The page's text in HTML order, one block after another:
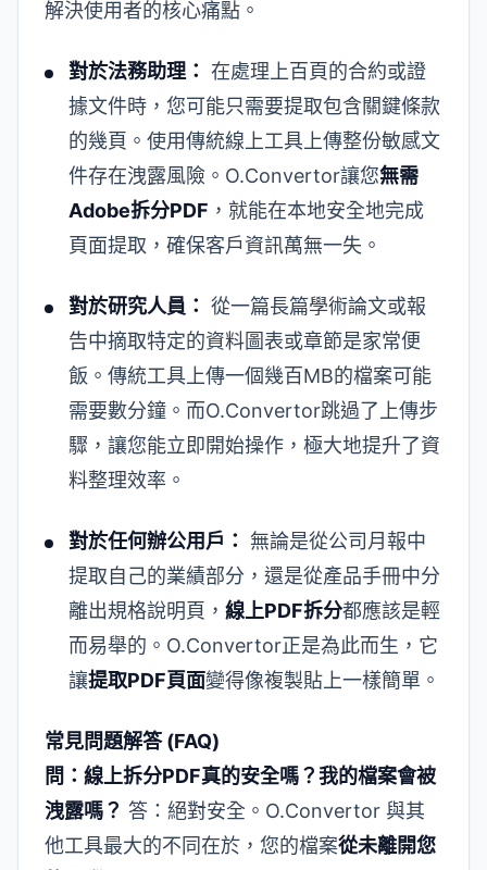
解決使用者的核心痛點。
對於法務助理： 在處理上百頁的合約或證
據文件時，您可能只需要提取包含關鍵條款
的幾頁。使用傳統線上工具上傳整份敏感文
件存在洩露風險。O.Convertor讓您無需
Adobe拆分PDF ，就能在本地安全地完成
頁面提取，確保客戶資訊萬無一失。
對於研究人員： 從一篇長篇學術論文或報
告中摘取特定的資料圖表或章節是家常便
飯。傳統工具上傳一個幾百MB的檔案可能
需要數分鐘。而O.Convertor跳過了上傳步
驟，讓您能立即開始操作，極大地提升了資
料整理效率。
對於任何辦公用戶：
無論是從公司月報中
提取自己的業績部分，還是從產品手冊中分
離出規格說明頁， 線上PDF拆分都應該是輕
而易舉的。O.Convertor正是為此而生，它
讓提取PDF頁面變得像複製貼上一樣簡單。
常見問題解答 (FAQ)
問：線上拆分PDF真的安全嗎？我的檔案會被
洩露嗎？ 答：絕對安全。O.Convertor 與其
他工具最大的不同在於，您的檔案從未離開您